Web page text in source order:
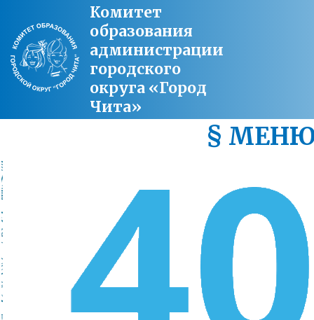
Комитет
образования
администрации
городского
округа «Город
Чита»
§